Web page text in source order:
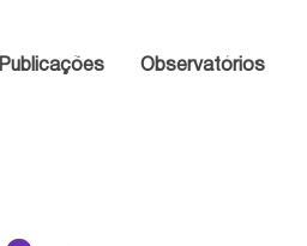
Publicações Observatórios